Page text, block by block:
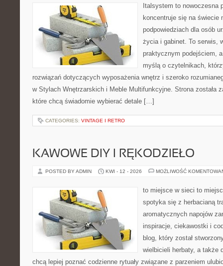
Italsystem to nowoczesna
koncentruje się na świecie
podpowiedziach dla osób
życia i gabinet. To serwis,
praktycznym podejściem,
myślą o czytelnikach,
rozwiązań dotyczących wyposażenia wnętrz i szeroko
w Stylach Wnętrzarskich i Meble Multifunkcyjne. Strona została
które chcą świadomie wybierać detale […]
CATEGORIES: VINTAGE I RETRO
KAWOWE DIY I RĘKODZIEŁO
POSTED BY ADMIN KWI - 12 - 2026 MOŻLIWOŚĆ
to miejsce w sieci to
spotyka się z herbacianą
aromatycznych napojów
inspiracje, ciekawostki i
blog, który został
wielbicieli herbaty, a także
chcą lepiej poznać codzienne rytuały związane z parzeniem